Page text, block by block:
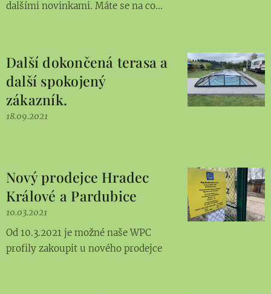
dalšími novinkami. Máte se na co...
Další dokončená terasa a
další spokojený
zákazník.
18.09.2021
Nový prodejce Hradec
Králové a Pardubice
10.03.2021
Od 10.3.2021 je možné naše WPC
profily zakoupit u nového prodejce